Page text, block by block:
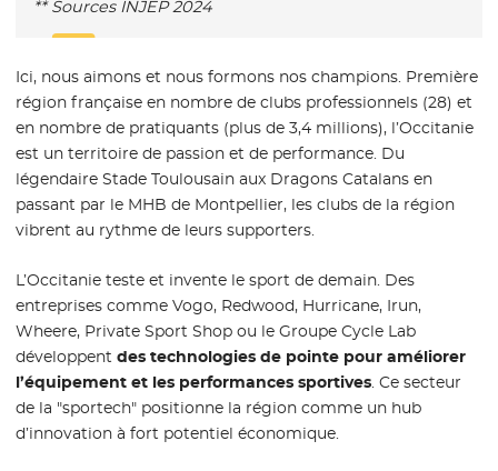
** Sources INJEP 2024
Ici, nous aimons et nous formons nos champions. Première
région française en nombre de clubs professionnels (28) et
en nombre de pratiquants (plus de 3,4 millions), l’Occitanie
est un territoire de passion et de performance. Du
légendaire Stade Toulousain aux Dragons Catalans en
passant par le MHB de Montpellier, les clubs de la région
vibrent au rythme de leurs supporters.
L’Occitanie teste et invente le sport de demain. Des
entreprises comme Vogo, Redwood, Hurricane, Irun,
Wheere, Private Sport Shop ou le Groupe Cycle Lab
développentdes technologies de pointe pour améliorer
l’équipement et les performances sportives. Ce secteur
de la "sportech" positionne la région comme un hub
d’innovation à fort potentiel économique.